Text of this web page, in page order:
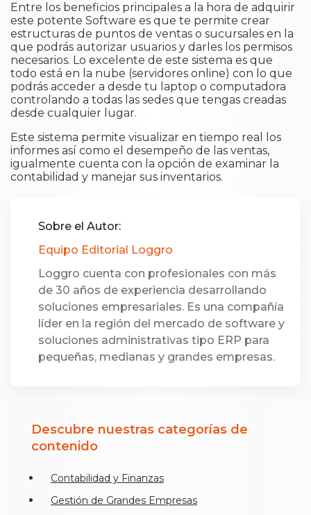
Entre los beneficios principales a la hora de adquirir
este potente Software es que te permite crear
estructuras de puntos de ventas o sucursales en la
que podrás autorizar usuarios y darles los permisos
necesarios. Lo excelente de este sistema es que
todo está en la nube (servidores online) con lo que
podrás acceder a desde tu laptop o computadora
controlando a todas las sedes que tengas creadas
desde cualquier lugar.
Este sistema permite visualizar en tiempo real los
informes así como el desempeño de las ventas,
igualmente cuenta con la opción de examinar la
contabilidad y manejar sus inventarios.
Sobre el Autor:
Equipo Editorial Loggro
Loggro cuenta con profesionales con más
de 30 años de experiencia desarrollando
soluciones empresariales. Es una compañía
líder en la región del mercado de software y
soluciones administrativas tipo ERP para
pequeñas, medianas y grandes empresas.
Descubre nuestras categorías de
contenido
Contabilidad y Finanzas
Gestión de Grandes Empresas